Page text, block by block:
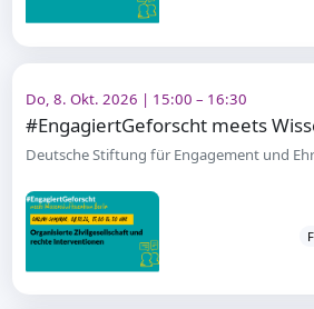
Do, 8. Okt. 2026 | 15:00 – 16:30
Deutsche Stiftung für Engagement und